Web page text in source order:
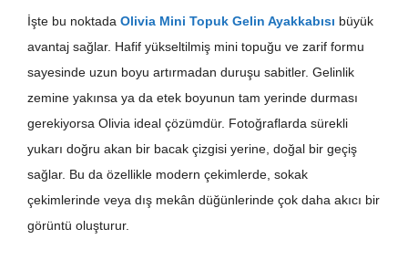
İşte bu noktada Olivia Mini Topuk Gelin Ayakkabısı büyük
avantaj sağlar. Hafif yükseltilmiş mini topuğu ve zarif formu
sayesinde uzun boyu artırmadan duruşu sabitler. Gelinlik
zemine yakınsa ya da etek boyunun tam yerinde durması
gerekiyorsa Olivia ideal çözümdür. Fotoğraflarda sürekli
yukarı doğru akan bir bacak çizgisi yerine, doğal bir geçiş
sağlar. Bu da özellikle modern çekimlerde, sokak
çekimlerinde veya dış mekân düğünlerinde çok daha akıcı bir
görüntü oluşturur.